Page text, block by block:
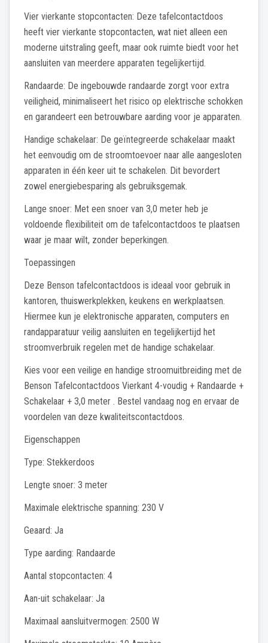
Vier vierkante stopcontacten: Deze tafelcontactdoos
heeft vier vierkante stopcontacten, wat niet alleen een
moderne uitstraling geeft, maar ook ruimte biedt voor het
aansluiten van meerdere apparaten tegelijkertijd.
Randaarde: De ingebouwde randaarde zorgt voor extra
veiligheid, minimaliseert het risico op elektrische schokken
en garandeert een betrouwbare aarding voor je apparaten.
Handige schakelaar: De geïntegreerde schakelaar maakt
het eenvoudig om de stroomtoevoer naar alle aangesloten
apparaten in één keer uit te schakelen. Dit bevordert
zowel energiebesparing als gebruiksgemak.
Lange snoer: Met een snoer van 3,0 meter heb je
voldoende flexibiliteit om de tafelcontactdoos te plaatsen
waar je maar wilt, zonder beperkingen.
Toepassingen
Deze Benson tafelcontactdoos is ideaal voor gebruik in
kantoren, thuiswerkplekken, keukens en werkplaatsen.
Hiermee kun je elektronische apparaten, computers en
randapparatuur veilig aansluiten en tegelijkertijd het
stroomverbruik regelen met de handige schakelaar.
Kies voor een veilige en handige stroomuitbreiding met de
Benson Tafelcontactdoos Vierkant 4-voudig + Randaarde +
Schakelaar + 3,0 meter . Bestel vandaag nog en ervaar de
voordelen van deze kwaliteitscontactdoos.
Eigenschappen
Type: Stekkerdoos
Lengte snoer: 3 meter
Maximale elektrische spanning: 230 V
Geaard: Ja
Type aarding: Randaarde
Aantal stopcontacten: 4
Aan-uit schakelaar: Ja
Maximaal aansluitvermogen: 2500 W